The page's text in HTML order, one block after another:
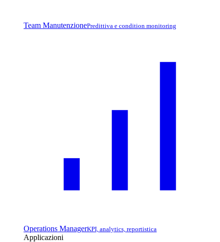
Team ManutenzionePredittiva e condition monitoring
Operations ManagerKPI, analytics, reportistica
Applicazioni